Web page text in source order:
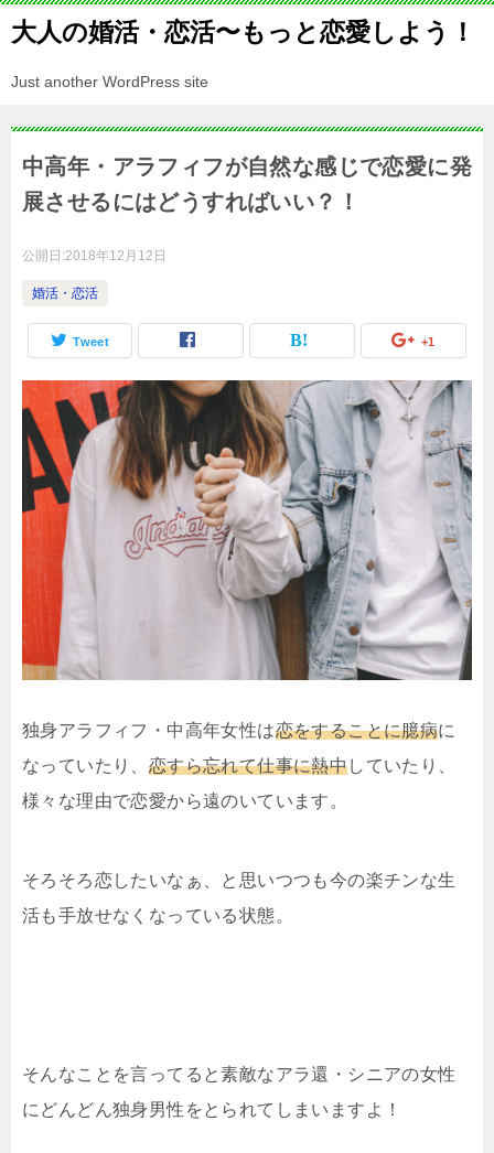
大人の婚活・恋活〜もっと恋愛しよう！
Just another WordPress site
中高年・アラフィフが自然な感じで恋愛に発
展させるにはどうすればいい？！
公開日:2018年12月12日
婚活・恋活
Tweet +1
独身アラフィフ・中高年女性は恋をすることに臆病に
なっていたり、 恋すら忘れて仕事に熱中していたり、
様々な理由で恋愛から遠のいています。
そろそろ恋したいなぁ、と思いつつも今の楽チンな生
活も手放せなくなっている状態。
そんなことを言ってると素敵なアラ還・シニアの女性
にどんどん独身男性をとられてしまいますよ！